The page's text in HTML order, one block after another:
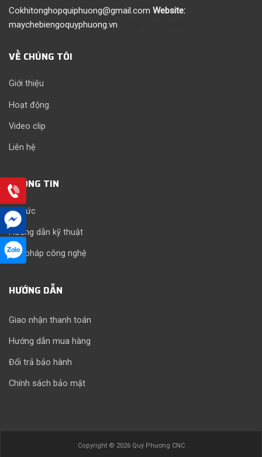
Cokhitonghopquiphuong@gmail.com Website:
maychebiengoquyphuong.vn
VỀ CHÚNG TÔI
Giới thiệu
Hoạt động
Video clip
Liên hệ
THÔNG TIN
Tin tức
Hướng dẫn kỹ thuật
Giải pháp công nghệ
HƯỚNG DẪN
Giao nhận thanh toán
Hướng dẫn mua hàng
Đổi trả bảo hành
Chính sách bảo mật
Copyright © 2026 Quý Phương CNC